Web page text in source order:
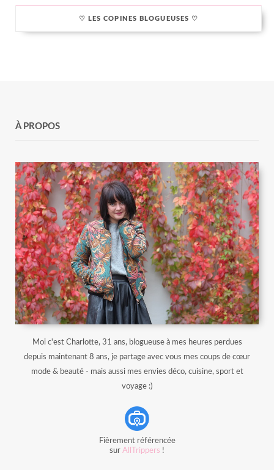
♡ LES COPINES BLOGUEUSES ♡
À PROPOS
Moi c'est Charlotte, 31 ans, blogueuse à mes heures perdues
depuis maintenant 8 ans, je partage avec vous mes coups de cœur
mode & beauté - mais aussi mes envies déco, cuisine, sport et
voyage :)
Fièrement référencée
sur AllTrippers !